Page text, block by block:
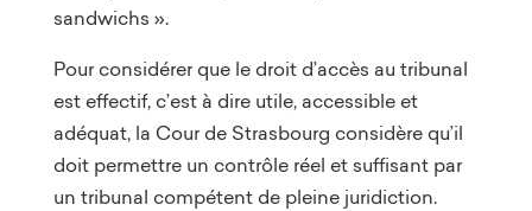
sandwichs ».
Pour considérer que le droit d’accès au tribunal
est effectif, c’est à dire utile, accessible et
adéquat, la Cour de Strasbourg considère qu’il
doit permettre un contrôle réel et suffisant par
un tribunal compétent de pleine juridiction.